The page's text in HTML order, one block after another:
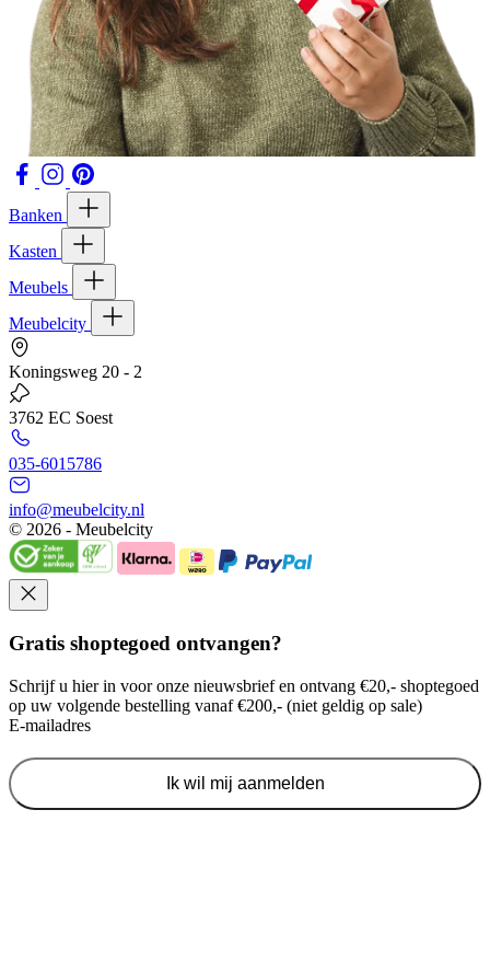
Banken
Kasten
Meubels
Meubelcity
Koningsweg 20 - 2
3762 EC Soest
035-6015786
info@meubelcity.nl
© 2026 - Meubelcity
Gratis shoptegoed ontvangen?
Schrijf u hier in voor onze nieuwsbrief en ontvang €20,- shoptegoed
op uw volgende bestelling vanaf €200,- (niet geldig op sale)
E-mailadres
Ik wil mij aanmelden